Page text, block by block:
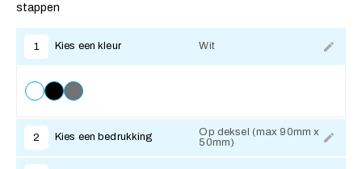
stappen
1 Kies een kleur Wit
2 Kies een bedrukking
Op deksel (max 90mm x
50mm)